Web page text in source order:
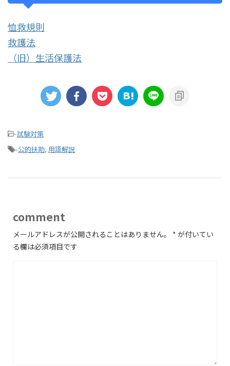
恤救規則
救護法
（旧）生活保護法
-試験対策
-公的扶助, 用語解説
comment
メールアドレスが公開されることはありません。 * が付いてい
る欄は必須項目です